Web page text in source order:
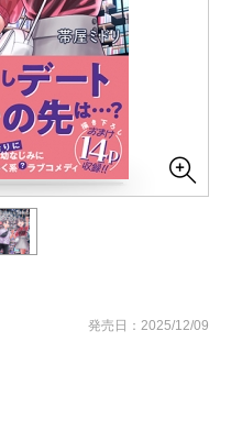
発売日：2025/12/09